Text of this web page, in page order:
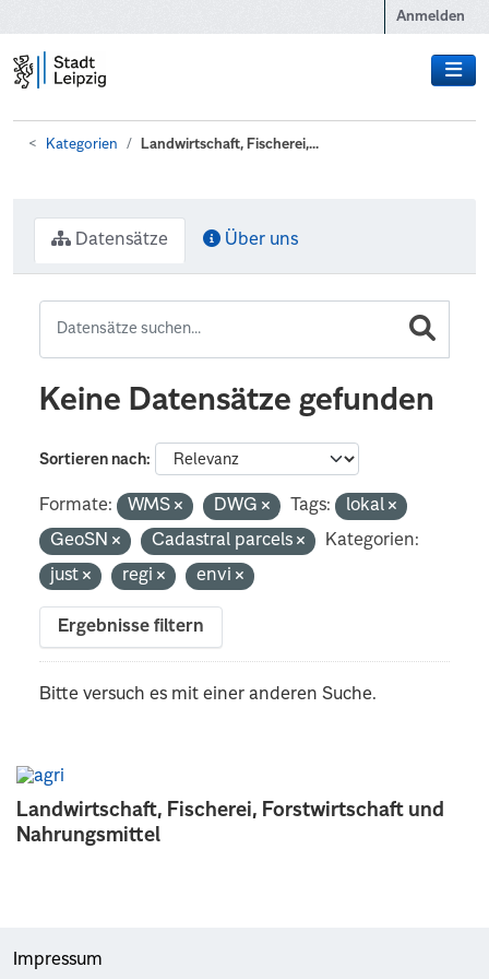
Anmelden
Kategorien Landwirtschaft, Fischerei,...
Landwirtschaft, Fischerei, Forstwirtschaft und
Nahrungsmittel
Datensätze Über uns
Keine Datensätze gefunden
Sortieren nach
Formate: WMS DWG Tags:
lokal
GeoSN
Cadastral parcels
Kategorien:
just
regi envi
Ergebnisse filtern
Bitte versuch es mit einer anderen Suche.
Impressum